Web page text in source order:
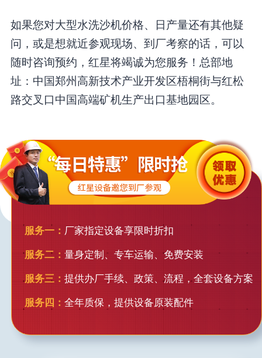
如果您对大型水洗沙机价格、日产量还有其他疑
问，或是想就近参观现场、到厂考察的话，可以
随时咨询预约，红星将竭诚为您服务！总部地
址：中国郑州高新技术产业开发区梧桐街与红松
路交叉口中国高端矿机生产出口基地园区。
服务一： 厂家指定设备享限时折扣
服务二： 量身定制、专车运输、免费安装
服务三： 提供办厂手续、政策、流程，全套设备方案
服务四： 全年质保，提供设备原装配件